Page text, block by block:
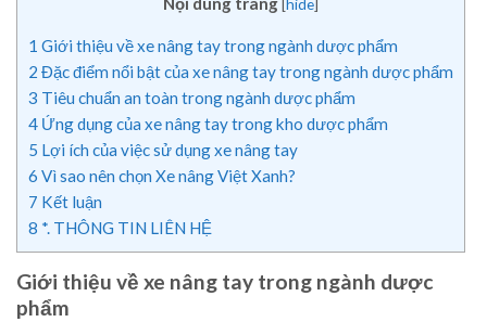
1 Giới thiệu về xe nâng tay trong ngành dược phẩm
2 Đặc điểm nổi bật của xe nâng tay trong ngành dược phẩm
3 Tiêu chuẩn an toàn trong ngành dược phẩm
4 Ứng dụng của xe nâng tay trong kho dược phẩm
5 Lợi ích của việc sử dụng xe nâng tay
6 Vì sao nên chọn Xe nâng Việt Xanh?
7 Kết luận
8 *. THÔNG TIN LIÊN HỆ
Giới thiệu về xe nâng tay trong ngành dược
phẩm